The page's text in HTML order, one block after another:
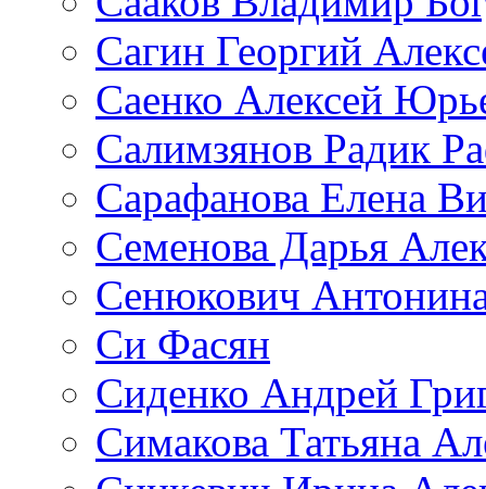
Сагин Георгий
Саенко Алексей
Салимзянов Радик
Сарафанова Елена
Семенова Дарья
Сенюкович
Си Фасян
Сиденко Андрей
Симакова Татьяна